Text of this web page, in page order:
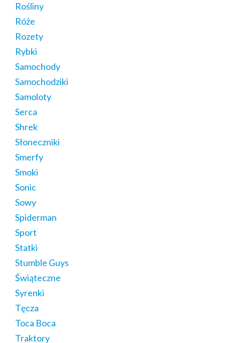
Rośliny
Róże
Rozety
Rybki
Samochody
Samochodziki
Samoloty
Serca
Shrek
Słoneczniki
Smerfy
Smoki
Sonic
Sowy
Spiderman
Sport
Statki
Stumble Guys
Świąteczne
Syrenki
Tęcza
Toca Boca
Traktory